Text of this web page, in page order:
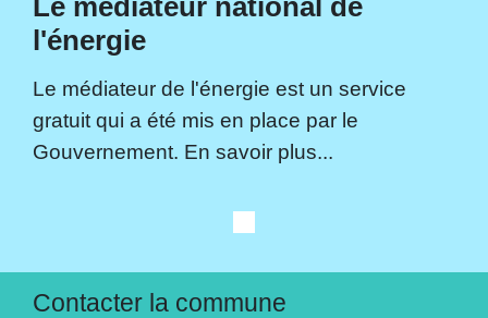
Le médiateur national de
l'énergie
Le médiateur de l'énergie est un service
gratuit qui a été mis en place par le
Gouvernement. En savoir plus...
Contacter la commune